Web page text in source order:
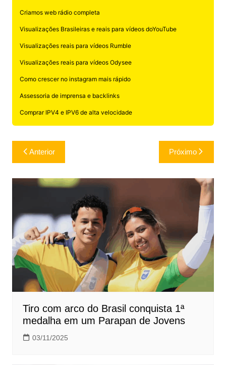
Criamos web rádio completa
Visualizações Brasileiras e reais para vídeos doYouTube
Visualizações reais para vídeos Rumble
Visualizações reais para vídeos Odysee
Como crescer no instagram mais rápido
Assessoria de imprensa e backlinks
Comprar IPV4 e IPV6 de alta velocidade
Navegação
de
Post
Anterior Próximo
Tiro com arco do Brasil conquista 1ª
medalha em um Parapan de Jovens
03/11/2025